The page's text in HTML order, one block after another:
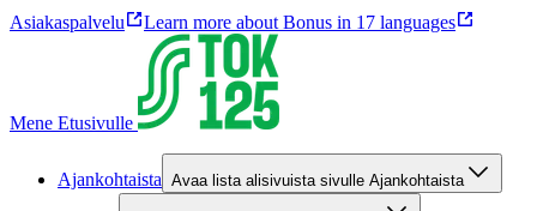
Asiakaspalvelu Learn more about Bonus in 17 languages
Mene Etusivulle
Ajankohtaista Avaa lista alisivuista sivulle Ajankohtaista